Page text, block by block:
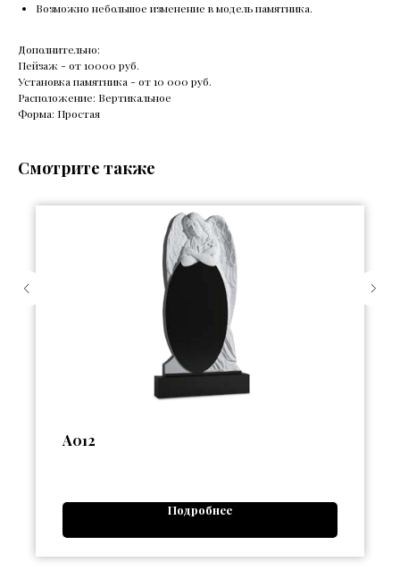
Возможно небольшое изменение в модель памятника.
Дополнительно:
Пейзаж - от 10000 руб.
Установка памятника - от 10 000 руб.
Расположение: Вертикальное
Форма: Простая
Смотрите также
А012
Подробнее